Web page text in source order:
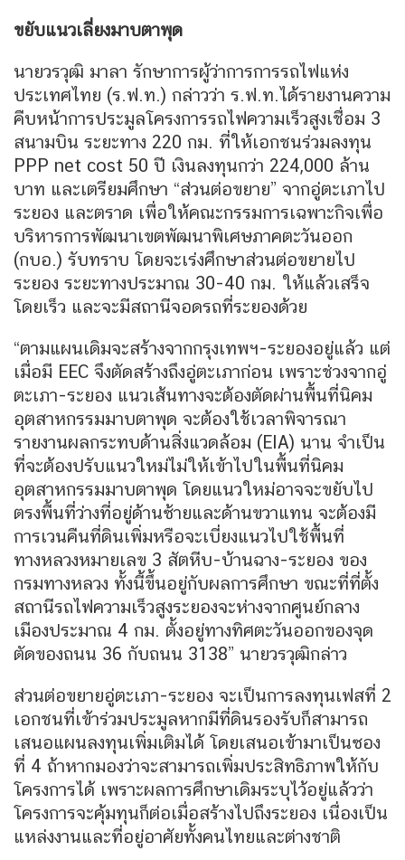
ขยับแนวเลี่ยงมาบตาพุด
นายวรวุฒิ มาลา รักษาการผู้ว่าการการรถไฟแห่ง
ประเทศไทย (ร.ฟ.ท.) กล่าวว่า ร.ฟ.ท.ได้รายงานความ
คืบหน้าการประมูลโครงการรถไฟความเร็วสูงเชื่อม 3
สนามบิน ระยะทาง 220 กม. ที่ให้เอกชนร่วมลงทุน
PPP net cost 50 ปี เงินลงทุนกว่า 224,000 ล้าน
บาท และเตรียมศึกษา “ส่วนต่อขยาย” จากอู่ตะเภาไป
ระยอง และตราด เพื่อให้คณะกรรมการเฉพาะกิจเพื่อ
บริหารการพัฒนาเขตพัฒนาพิเศษภาคตะวันออก
(กบอ.) รับทราบ โดยจะเร่งศึกษาส่วนต่อขยายไป
ระยอง ระยะทางประมาณ 30-40 กม. ให้แล้วเสร็จ
โดยเร็ว และจะมีสถานีจอดรถที่ระยองด้วย
“ตามแผนเดิมจะสร้างจากกรุงเทพฯ-ระยองอยู่แล้ว แต่
เมื่อมี EEC จึงตัดสร้างถึงอู่ตะเภาก่อน เพราะช่วงจากอู่
ตะเภา-ระยอง แนวเส้นทางจะต้องตัดผ่านพื้นที่นิคม
อุตสาหกรรมมาบตาพุด จะต้องใช้เวลาพิจารณา
รายงานผลกระทบด้านสิ่งแวดล้อม (EIA) นาน จำเป็น
ที่จะต้องปรับแนวใหม่ไม่ให้เข้าไปในพื้นที่นิคม
อุตสาหกรรมมาบตาพุด โดยแนวใหม่อาจจะขยับไป
ตรงพื้นที่ว่างที่อยู่ด้านซ้ายและด้านขวาแทน จะต้องมี
การเวนคืนที่ดินเพิ่มหรือจะเบี่ยงแนวไปใช้พื้นที่
ทางหลวงหมายเลข 3 สัตหีบ-บ้านฉาง-ระยอง ของ
กรมทางหลวง ทั้งนี้ขึ้นอยู่กับผลการศึกษา ขณะที่ที่ตั้ง
สถานีรถไฟความเร็วสูงระยองจะห่างจากศูนย์กลาง
เมืองประมาณ 4 กม. ตั้งอยู่ทางทิศตะวันออกของจุด
ตัดของถนน 36 กับถนน 3138” นายวรวุฒิกล่าว
ส่วนต่อขยายอู่ตะเภา-ระยอง จะเป็นการลงทุนเฟสที่ 2
เอกชนที่เข้าร่วมประมูลหากมีที่ดินรองรับก็สามารถ
เสนอแผนลงทุนเพิ่มเติมได้ โดยเสนอเข้ามาเป็นซอง
ที่ 4 ถ้าหากมองว่าจะสามารถเพิ่มประสิทธิภาพให้กับ
โครงการได้ เพราะผลการศึกษาเดิมระบุไว้อยู่แล้วว่า
โครงการจะคุ้มทุนก็ต่อเมื่อสร้างไปถึงระยอง เนื่องเป็น
แหล่งงานและที่อยู่อาศัยทั้งคนไทยและต่างชาติ